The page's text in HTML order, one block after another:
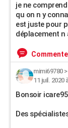
je ne
qu on n y
est juste pour
déplacement n
mimi69780>
11 juil. 2020
Bonsoir
Des